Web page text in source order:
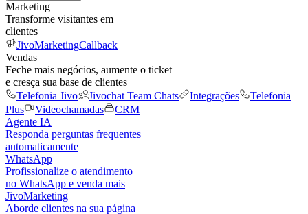
Marketing
Transforme visitantes em
clientes
JivoMarketingCallback
Vendas
Feche mais negócios, aumente o ticket
e cresça sua base de clientes
Telefonia Jivo
Jivochat Team Chats Integrações
Telefonia
Plus
Videochamadas
CRM
Agente IA
Responda perguntas frequentes
automaticamente
WhatsApp
Profissionalize o atendimento
no WhatsApp e venda mais
JivoMarketing
Aborde clientes na sua página